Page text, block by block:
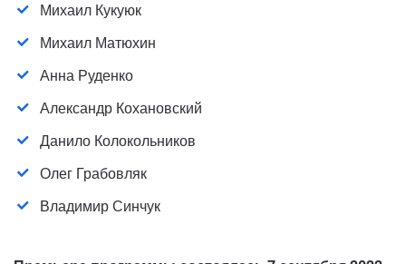
Михаил Кукуюк
Михаил Матюхин
Анна Руденко
Александр Кохановский
Данило Колокольников
Олег Грабовляк
Владимир Синчук